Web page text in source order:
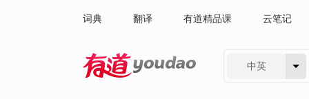
词典 翻译 有道精品课 云笔记
中英